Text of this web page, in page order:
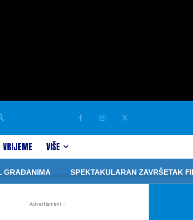
VRIJEME VIŠE
SPEKTAKULARAN ZAVRŠETAK
- Advertisment -